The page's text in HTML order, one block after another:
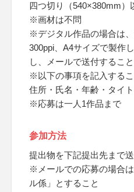
四つ切り（540×380mm）
※画材は不問
※デジタル作品の場合は
300ppi、A4サイズで製作
し、メールで送付すること
※以下の事項を記入するこ
住所・氏名・年齢・タイ
※応募は一人1作品まで
参加方法
提出物を下記提出先まで
※メールでの応募の場合
ル係」とすること